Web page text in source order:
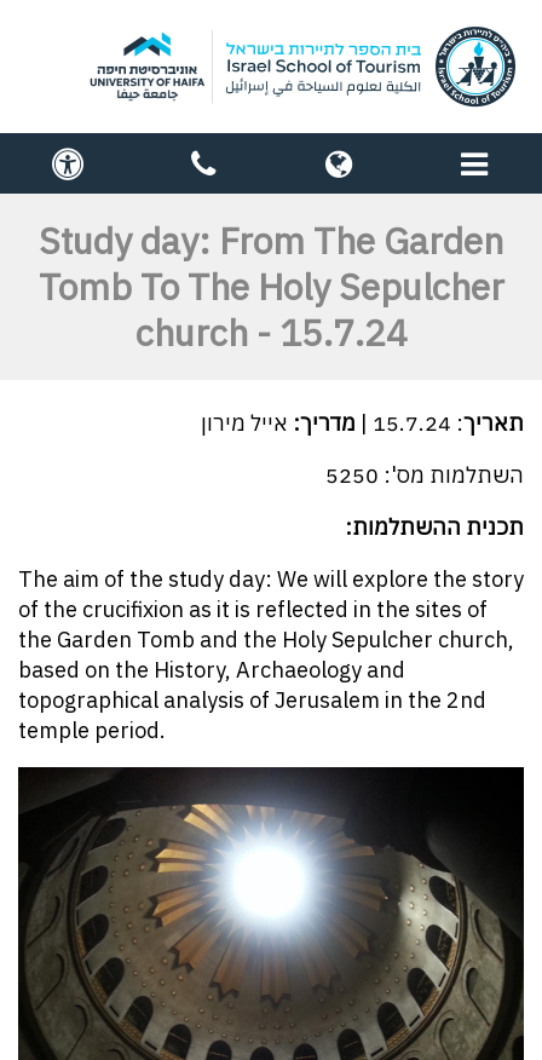
תפריט globe
contact
us
Study day: From The Garden
Tomb To The Holy Sepulcher
church - 15.7.24
תאריך: 15.7.24 | מדריך: אייל מירון
השתלמות מס': 5250
תכנית ההשתלמות:
The aim of the study day: We will explore the story
of the crucifixion as it is reflected in the sites of
the Garden Tomb and the Holy Sepulcher church,
based on the History, Archaeology and
topographical analysis of Jerusalem in the 2nd
temple period.